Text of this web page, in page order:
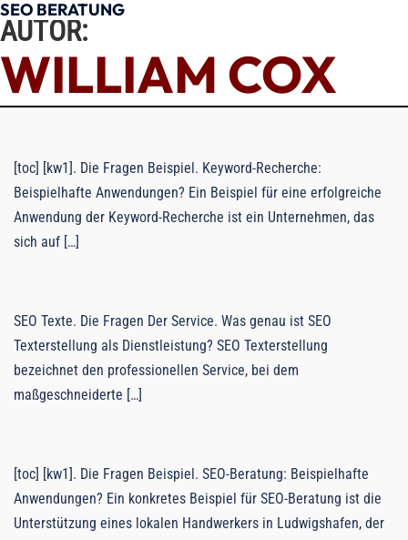
Zum
Inhalt
springen
AUTOR:
WILLIAM COX
KEYWORD-RECHERCHE
[toc] [kw1]. Die Fragen Beispiel. Keyword-Recherche:
Beispielhafte Anwendungen? Ein Beispiel für eine erfolgreiche
Anwendung der Keyword-Recherche ist ein Unternehmen, das
sich auf […]
SEO TEXTE
SEO Texte. Die Fragen Der Service. Was genau ist SEO
Texterstellung als Dienstleistung? SEO Texterstellung
bezeichnet den professionellen Service, bei dem
maßgeschneiderte […]
SEO BERATUNG
[toc] [kw1]. Die Fragen Beispiel. SEO-Beratung: Beispielhafte
Anwendungen? Ein konkretes Beispiel für SEO-Beratung ist die
Unterstützung eines lokalen Handwerkers in Ludwigshafen, der